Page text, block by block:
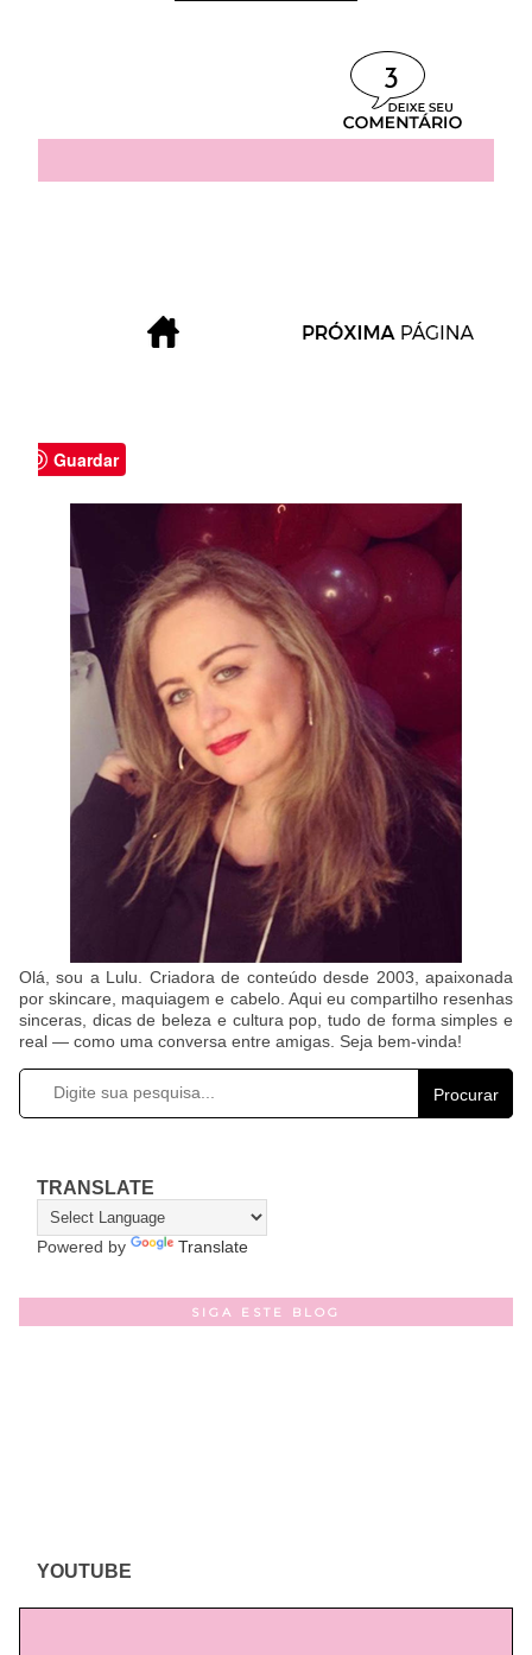
3
Guardar
Olá, sou a Lulu. Criadora de conteúdo desde 2003, apaixonada
por skincare, maquiagem e cabelo. Aqui eu compartilho resenhas
sinceras, dicas de beleza e cultura pop, tudo de forma simples e
real — como uma conversa entre amigas. Seja bem-vinda!
Procurar
TRANSLATE
Powered by Translate
SIGA ESTE BLOG
YOUTUBE